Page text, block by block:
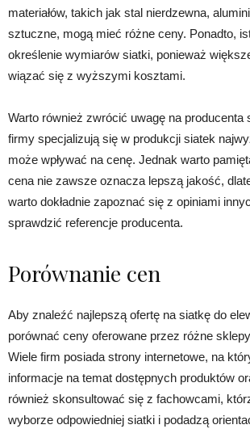
materiałów, takich jak stal nierdzewna,
sztuczne, mogą mieć różne ceny. Ponadto,
określenie wymiarów siatki, ponieważ
wiązać się z wyższymi kosztami.
Warto również zwrócić uwagę na producenta
firmy specjalizują się w produkcji siatek
może wpływać na cenę. Jednak warto
cena nie zawsze oznacza lepszą jakość,
warto dokładnie zapoznać się z opiniami
sprawdzić referencje producenta.
Porównanie cen
Aby znaleźć najlepszą ofertę na siatkę do
porównać ceny oferowane przez różne
Wiele firm posiada strony internetowe, na
informacje na temat dostępnych produktów
również skonsultować się z fachowcami,
wyborze odpowiedniej siatki i podadzą